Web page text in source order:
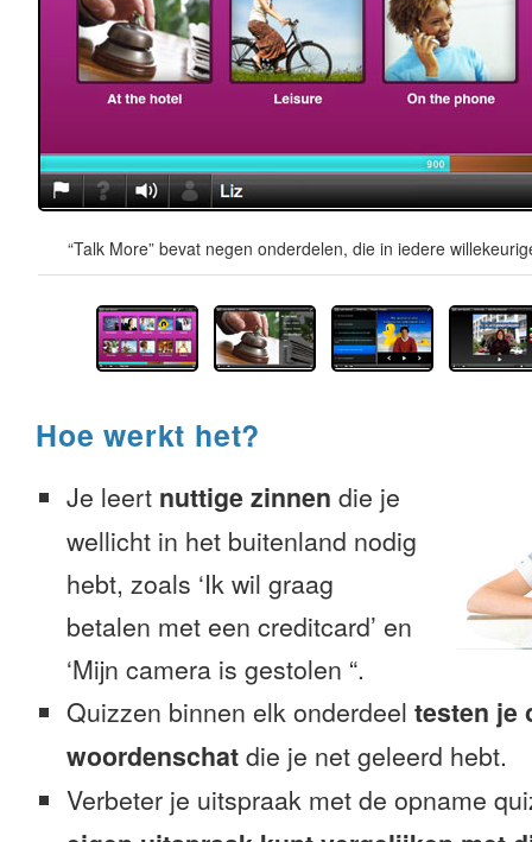
“Talk More” bevat negen onderdelen, die in iedere
Hoe werkt het?
Je leert nuttige zinnen die je
wellicht in het buitenland nodig
hebt, zoals ‘Ik wil graag
betalen met een creditcard’ en
‘Mijn camera is gestolen “.
Quizzen binnen elk onderdeel testen je
woordenschat die je net geleerd hebt.
Verbeter je uitspraak met de opname